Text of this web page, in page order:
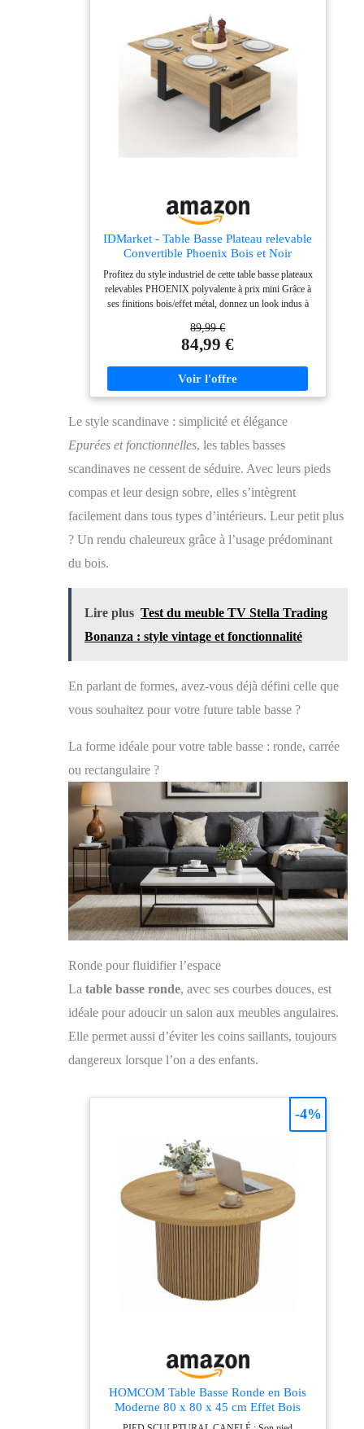
du tout ! [Solide et durable] Fabriqué en panneaux
d’aggloméré robustes et doté d’un cadre en acier, ce
meuble de rangement est solide et conçu pour durer. Il
peut supporter jusqu’à 136 kg et son utilisation offre
une vraie tranquillité d’esprit [Style industriel élégant]
Les pieds noirs et les panneaux marron camel de cette
table moderne apportent une ambiance industrielle
tendance. Elle rajeunit votre espace d’une touche
vintage et améliore l’esthétique générale de votre
IDMarket - Table Basse Plateau relevable
Convertible Phoenix Bois et Noir
Profitez du style industriel de cette table basse plateaux
relevables PHOENIX polyvalente à prix mini Grâce à
ses finitions bois/effet métal, donnez un look indus à
espaces de rangement, stockez tous vos livres, snacks,
à l'abri de la poussière ! Cette table de salon vous
verre ou d'un plateau Dimensions de la table basse :
Longueur 97,5 x largeur 48 / 96 x Hauteur 42 / 53 cm
89,99 €
84,99 €
Le style scandinave : simplicité et élégance
Epurées et fonctionnelles, les tables basses
scandinaves ne cessent de séduire. Avec leurs pieds
compas et leur design sobre, elles s’intègrent
facilement dans tous types d’intérieurs. Leur petit plus
? Un rendu chaleureux grâce à l’usage prédominant
du bois.
Lire plus Test du meuble TV Stella Trading
Bonanza : style vintage et fonctionnalité
En parlant de formes, avez-vous déjà défini celle que
vous souhaitez pour votre future table basse ?
La forme idéale pour votre table basse : ronde, carrée
ou rectangulaire ?
Ronde pour fluidifier l’espace
La table basse ronde, avec ses courbes douces, est
idéale pour adoucir un salon aux meubles angulaires.
Elle permet aussi d’éviter les coins saillants, toujours
dangereux lorsque l’on a des enfants.
HOMCOM Table Basse Ronde en Bois
Moderne 80 x 80 x 45 cm Effet Bois
Naturel
-4%